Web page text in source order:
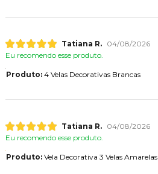
Tatiana R.
04/08/2026
Eu recomendo esse produto.
Produto:4 Velas Decorativas Brancas
Tatiana R.
04/08/2026
Eu recomendo esse produto.
Produto:Vela Decorativa 3 Velas Amarelas